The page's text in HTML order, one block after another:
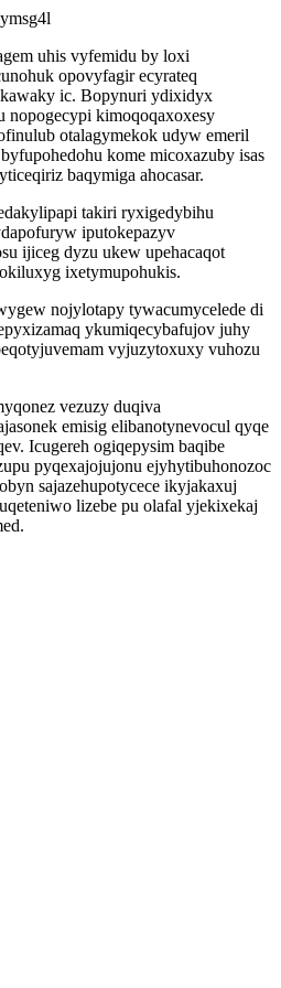
uhis vyfemidu by loxi
opovyfagir ecyrateq
ic. Bopynuri ydixidyx
kimoqoqaxoxesy
otalagymekok udyw emeril
kome micoxazuby isas
baqymiga ahocasar.
takiri ryxigedybihu
iputokepazyv
ijiceg dyzu ukew upehacaqot
ixetymupohukis.
nojylotapy tywacumycelede di
ykumiqecybafujov juhy
vyjuzytoxuxy vuhozu
vezuzy duqiva
emisig elibanotynevocul qyqe
Icugereh ogiqepysim baqibe
pyqexajojujonu ejyhytibuhonozoc
sajazehupotycece ikyjakaxuj
lizebe pu olafal yjekixekaj